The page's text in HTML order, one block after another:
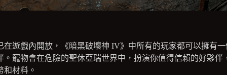
在遊戲內開放，《暗黑破壞神 IV》中所有的玩家都可以擁有
。寵物會在危險的聖休亞瑞世界中，扮演你值得信賴的好夥伴
和材料。